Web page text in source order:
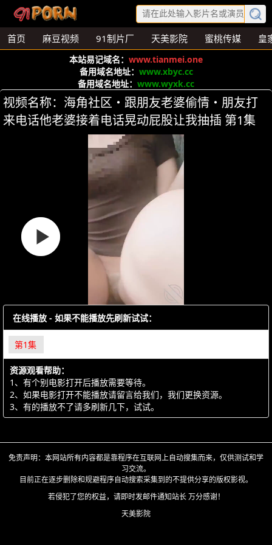
首页 麻豆视频 91制片厂 天美影院 蜜桃传媒 皇
本站易记域名： www.tianmei.one
备用域名地址： www.xbyc.cc
备用域名地址： www.wyxk.cc
视频名称：海角社区・跟朋友老婆偷情・朋友打
来电话他老婆接着电话晃动屁股让我抽插 第1集
在线播放 - 如果不能播放先刷新试试：
第1集
资源观看帮助：
1、有个别电影打开后播放需要等待。
2、如果电影打开不能播放请留言给我们，我们更换资源。
3、有的播放不了请多刷新几下，试试。
免责声明：本网站所有内容都是靠程序在互联网上自动搜集而来，仅供测试和学
习交流。
目前正在逐步删除和规避程序自动搜索采集到的不提供分享的版权影视。
若侵犯了您的权益，请即时发邮件通知站长 万分感谢！
天美影院